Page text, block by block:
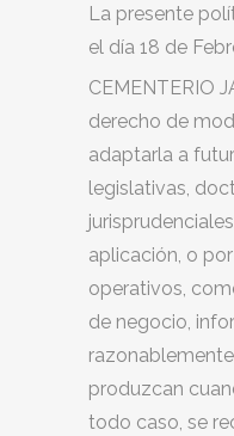
La presente
el día 18 de
CEMENTERIO
derecho de
adaptarla a
legislativas,
aplicación, o
operativos,
de negocio,
produzcan
todo caso, se